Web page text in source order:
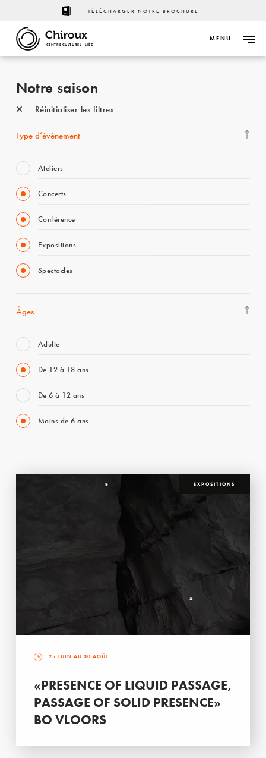
TÉLÉCHARGER NOTRE BROCHURE
CENTRE CULTUREL - LIÈGE
MENU
Notre saison
Réinitialiser les filtres
Type d’événement
Ateliers
Concerts
Conférence
Expositions
Spectacles
Âges
Adulte
De 12 à 18 ans
De 6 à 12 ans
Moins de 6 ans
EXPOSITIONS
25 JUIN AU 30 AOÛT
«PRESENCE OF LIQUID PASSAGE,
PASSAGE OF SOLID PRESENCE»
BO VLOORS